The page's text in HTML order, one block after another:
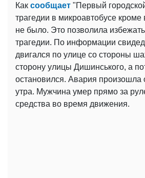
Как сообщает "Первый
трагедии в микроавтобусе кроме
не было. Это позволила
трагедии. По информации
двигался по улице со стороны
сторону улицы Дишинського, а
остановился. Авария произошла
утра. Мужчина умер прямо за
средства во время движения.